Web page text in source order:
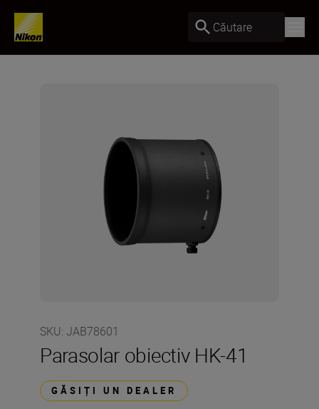
Căutare
SKU: JAB78601
Parasolar obiectiv HK-41
GĂSIȚI UN DEALER